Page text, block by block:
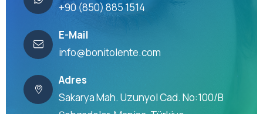
+90 (850) 885 1514
E-Mail
info@bonitolente.com
Adres
Sakarya Mah. Uzunyol Cad. No:100/B